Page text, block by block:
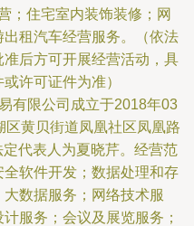
；住宅室内装饰装修；网
租汽车经营服务。（依法
后方可开展经营活动，具
许可证件为准）
有限公司成立于2018年03
区黄贝街道凤凰社区凤凰路
代表人为夏晓芹。经营范
软件开发；数据处理和存
数据服务；网络技术服
服务；会议及展览服务；